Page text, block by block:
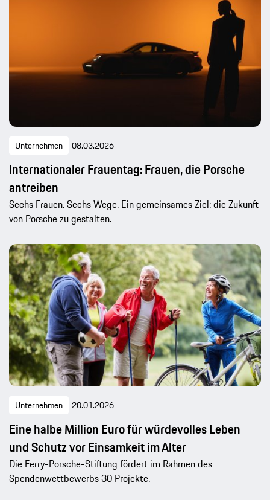
Unternehmen 08.03.2026
Internationaler Frauentag: Frauen, die Porsche
antreiben
Sechs Frauen. Sechs Wege. Ein gemeinsames Ziel: die Zukunft
von Porsche zu gestalten.
Unternehmen 20.01.2026
Eine halbe Million Euro für würdevolles Leben
und Schutz vor Einsamkeit im Alter
Die Ferry-Porsche-Stiftung fördert im Rahmen des
Spendenwettbewerbs 30 Projekte.